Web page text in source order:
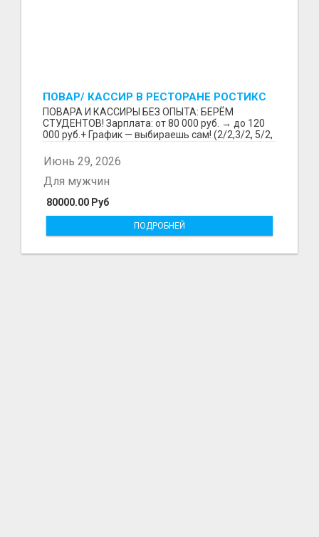
ПОВАР/ КАССИР В РЕСТОРАНЕ РОСТИКС
(КФС)
ПОВАРА И КАССИРЫ БЕЗ ОПЫТА: БЕРЁМ
СТУДЕНТОВ! Зарплата: от 80 000 руб. → до 120
000 руб.+ График — выбираешь сам! (2/2,3/2, 5/2,
Июнь 29, 2026
80000.00 Руб
Для мужчин
ПОДРОБНЕЙ